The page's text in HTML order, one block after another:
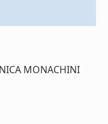
MONACHINI